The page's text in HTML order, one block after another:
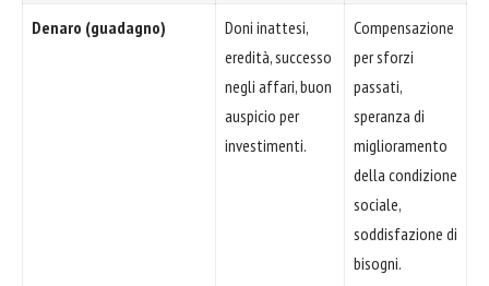
Denaro (guadagno)
Doni inattesi,
eredità, successo
negli affari, buon
auspicio per
investimenti.
Compensazione
per sforzi
passati,
speranza di
miglioramento
della condizione
sociale,
soddisfazione di
bisogni.